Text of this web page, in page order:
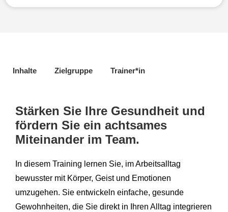
Inhalte Zielgruppe Trainer*in
Stärken Sie Ihre Gesundheit und
fördern Sie ein achtsames
Miteinander im Team.
In diesem Training lernen Sie, im Arbeitsalltag
bewusster mit Körper, Geist und Emotionen
umzugehen. Sie entwickeln einfache, gesunde
Gewohnheiten, die Sie direkt in Ihren Alltag integrieren